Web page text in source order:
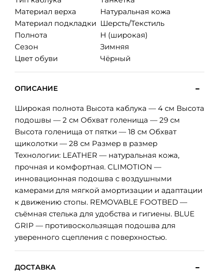
Материал верха
Натуральная кожа
Материал подкладки Шерсть/Текстиль
Полнота
H (широкая)
Сезон
Зимняя
Цвет обуви
Чёрный
ОПИСАНИЕ
Широкая полнота Высота каблука — 4 см Высота
подошвы — 2 см Обхват голенища — 29 см
Высота голенища от пятки — 18 см Обхват
щиколотки — 28 см Размер в размер
Технологии: LEATHER — натуральная кожа,
прочная и комфортная. CLIMOTION —
инновационная подошва с воздушными
камерами для мягкой амортизации и адаптации
к движению стопы. REMOVABLE FOOTBED —
съёмная стелька для удобства и гигиены. BLUE
GRIP — противоскользящая подошва для
уверенного сцепления с поверхностью.
ДОСТАВКА